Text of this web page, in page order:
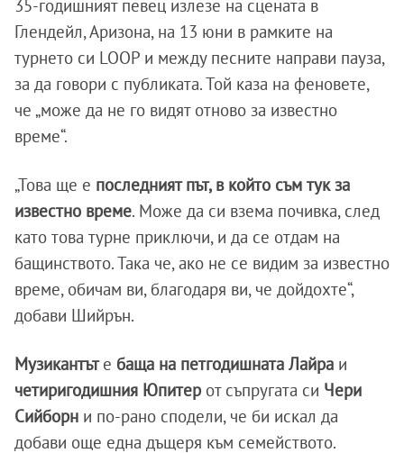
35-годишният певец излезе на сцената в
Глендейл, Аризона, на 13 юни в рамките на
турнето си LOOP и между песните направи пауза,
за да говори с публиката. Той каза на феновете,
че „може да не го видят отново за известно
време“.
„Това ще е последният път, в който съм тук за
известно време. Може да си взема почивка, след
като това турне приключи, и да се отдам на
бащинството. Така че, ако не се видим за известно
време, обичам ви, благодаря ви, че дойдохте“,
добави Шийрън.
Музикантъте баща на петгодишната Лайра и
четиригодишния Юпитер от съпругата си Чери
Сийборн и по-рано сподели, че би искал да
добави още една дъщеря към семейството.